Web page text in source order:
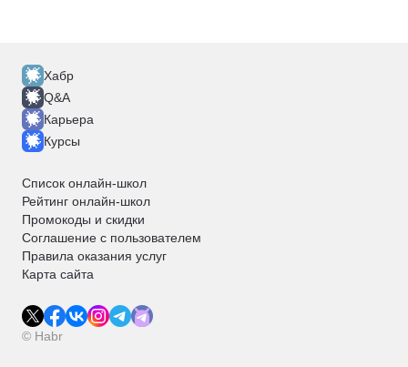
Хабр
Q&A
Карьера
Курсы
Список онлайн-школ
Рейтинг онлайн-школ
Промокоды и скидки
Соглашение с пользователем
Правила оказания услуг
Карта сайта
© Habr